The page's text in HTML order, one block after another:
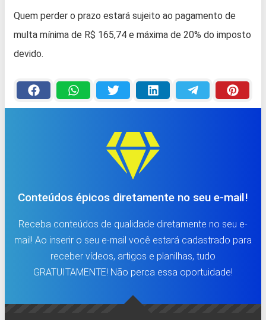
Quem perder o prazo estará sujeito ao pagamento de
multa mínima de R$ 165,74 e máxima de 20% do imposto
devido.
Conteúdos épicos diretamente no seu e-mail!
Receba conteúdos de qualidade diretamente no seu e-
mail! Ao inserir o seu e-mail você estará cadastrado para
receber vídeos, artigos e planilhas, tudo
GRATUITAMENTE! Não perca essa oportuidade!